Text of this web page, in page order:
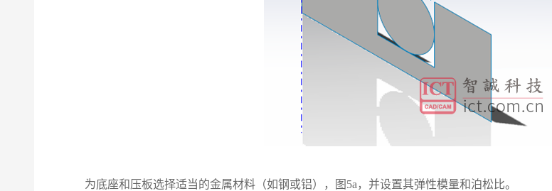
为底座和压板选择适当的金属材料（如钢或铝），图5a，并设置其弹性模量和泊松比。